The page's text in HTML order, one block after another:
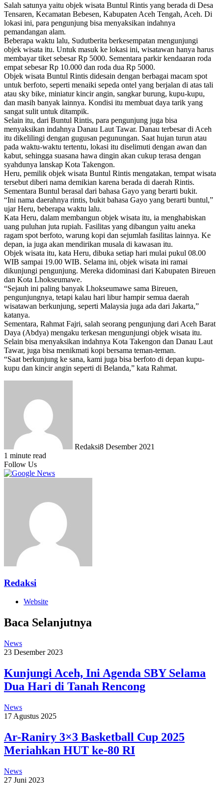
Salah satunya yaitu objek wisata Buntul Rintis yang berada di Desa
Tensaren, Kecamatan Bebesen, Kabupaten Aceh Tengah, Aceh. Di
lokasi ini, para pengunjung bisa menyaksikan indahnya
pemandangan alam.
Beberapa waktu lalu, Sudutberita berkesempatan mengunjungi
objek wisata itu. Untuk masuk ke lokasi ini, wisatawan hanya harus
membayar tiket sebesar Rp 5000. Sementara parkir kendaaran roda
empat sebesar Rp 10.000 dan roda dua Rp 5000.
Objek wisata Buntul Rintis didesain dengan berbagai macam spot
untuk berfoto, seperti menaiki sepeda ontel yang berjalan di atas tali
atau sky bike, miniatur kincir angin, sangkar burung, kupu-kupu,
dan masih banyak lainnya. Kondisi itu membuat daya tarik yang
sangat sulit untuk ditampik.
Selain itu, dari Buntul Rintis, para pengunjung juga bisa
menyaksikan indahnya Danau Laut Tawar. Danau terbesar di Aceh
itu dikelilingi dengan gugusan pegunungan. Saat hujan turun atau
pada waktu-waktu tertentu, lokasi itu diselimuti dengan awan dan
kabut, sehingga suasana hawa dingin akan cukup terasa dengan
syahdunya lanskap Kota Takengon.
Heru, pemilik objek wisata Buntul Rintis mengatakan, tempat wisata
tersebut diberi nama demikian karena berada di daerah Rintis.
Sementara Buntul berasal dari bahasa Gayo yang berarti bukit.
“Ini nama daerahnya rintis, bukit bahasa Gayo yang berarti buntul,”
ujar Heru, beberapa waktu lalu.
Kata Heru, dalam membangun objek wisata itu, ia menghabiskan
uang puluhan juta rupiah. Fasilitas yang dibangun yaitu aneka
ragam spot berfoto, warung kopi dan sejumlah fasilitas lainnya. Ke
depan, ia juga akan mendirikan musala di kawasan itu.
Objek wisata itu, kata Heru, dibuka setiap hari mulai pukul 08.00
WIB sampai 19.00 WIB. Selama ini, objek wisata ini ramai
dikunjungi pengunjung. Mereka didominasi dari Kabupaten Bireuen
dan Kota Lhokseumawe.
“Sejauh ini paling banyak Lhokseumawe sama Bireuen,
pengunjungnya, tetapi kalau hari libur hampir semua daerah
wisatawan berkunjung, seperti Malaysia juga ada dari Jakarta,”
katanya.
Sementara, Rahmat Fajri, salah seorang pengunjung dari Aceh Barat
Daya (Abdya) mengaku terkesan mengunjungi objek wisata itu.
Selain bisa menyaksikan indahnya Kota Takengon dan Danau Laut
Tawar, juga bisa menikmati kopi bersama teman-teman.
“Saat berkunjung ke sana, kami juga bisa berfoto di depan kupu-
kupu dan kincir angin seperti di Belanda,” kata Rahmat.
Redaksi8 Desember 2021
1 minute read
Follow Us
Redaksi
Website
Baca Selanjutnya
News
23 Desember 2023
Kunjungi Aceh, Ini Agenda SBY Selama
Dua Hari di Tanah Rencong
News
17 Agustus 2025
Ar-Raniry 3×3 Basketball Cup 2025
Meriahkan HUT ke-80 RI
News
27 Juni 2023